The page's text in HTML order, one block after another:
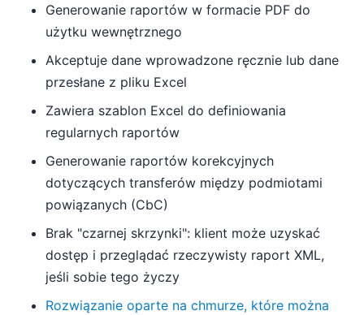
Generowanie raportów w formacie PDF do
użytku wewnętrznego
Akceptuje dane wprowadzone ręcznie lub dane
przesłane z pliku Excel
Zawiera szablon Excel do definiowania
regularnych raportów
Generowanie raportów korekcyjnych
dotyczących transferów między podmiotami
powiązanych (CbC)
Brak "czarnej skrzynki": klient może uzyskać
dostęp i przeglądać rzeczywisty raport XML,
jeśli sobie tego życzy
Rozwiązanie oparte na chmurze, które można